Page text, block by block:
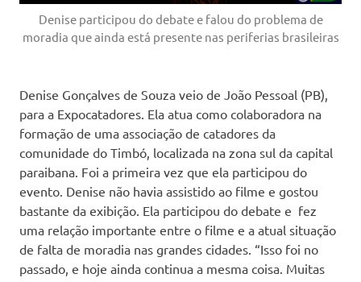
Denise participou do debate e falou do problema de
moradia que ainda está presente nas periferias brasileiras
Denise Gonçalves de Souza veio de João Pessoal (PB),
para a Expocatadores. Ela atua como colaboradora na
formação de uma associação de catadores da
comunidade do Timbó, localizada na zona sul da capital
paraibana. Foi a primeira vez que ela participou do
evento. Denise não havia assistido ao filme e gostou
bastante da exibição. Ela participou do debate e fez
uma relação importante entre o filme e a atual situação
de falta de moradia nas grandes cidades. “Isso foi no
passado, e hoje ainda continua a mesma coisa. Muitas